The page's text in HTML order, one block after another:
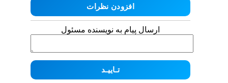
ارسال پیام به نویسنده مسئول